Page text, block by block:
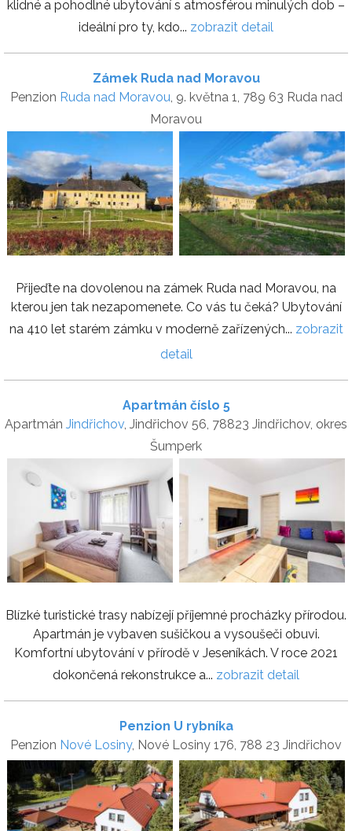
klidné a pohodlné ubytování s atmosférou minulých dob –
ideální pro ty, kdo... zobrazit detail
Zámek Ruda nad Moravou
Penzion Ruda nad Moravou, 9. května 1, 789 63 Ruda nad
Moravou
Přijeďte na dovolenou na zámek Ruda nad Moravou, na
kterou jen tak nezapomenete. Co vás tu čeká? Ubytování
na 410 let starém zámku v moderně zařízených... zobrazit
detail
Apartmán číslo 5
Apartmán Jindřichov, Jindřichov 56, 78823 Jindřichov, okres
Šumperk
Blízké turistické trasy nabízejí příjemné procházky přírodou.
Apartmán je vybaven sušičkou a vysoušeči obuvi.
Komfortní ubytování v přírodě v Jeseníkách. V roce 2021
dokončená rekonstrukce a... zobrazit detail
Penzion U rybníka
Penzion Nové Losiny, Nové Losiny 176, 788 23 Jindřichov